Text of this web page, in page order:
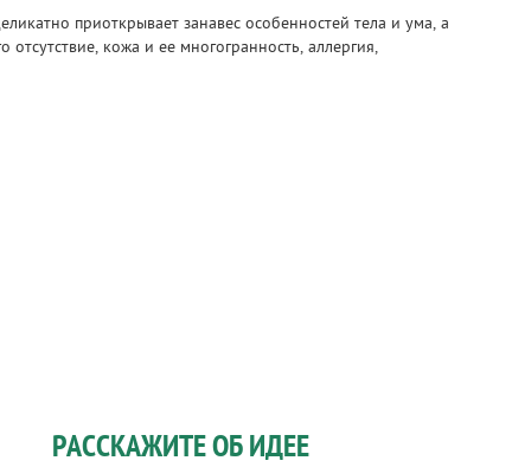
приоткрывает занавес особенностей тела и ума, а
кожа и ее многогранность, аллергия,
РАССКАЖИТЕ ОБ ИДЕЕ